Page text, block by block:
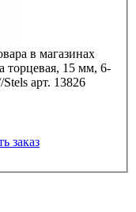
в магазинах
торцевая, 15 мм, 6-
арт. 13826
заказ